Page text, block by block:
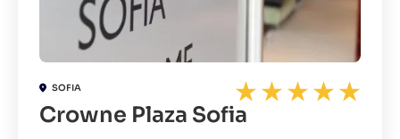
SOFIA
Crowne Plaza Sofia